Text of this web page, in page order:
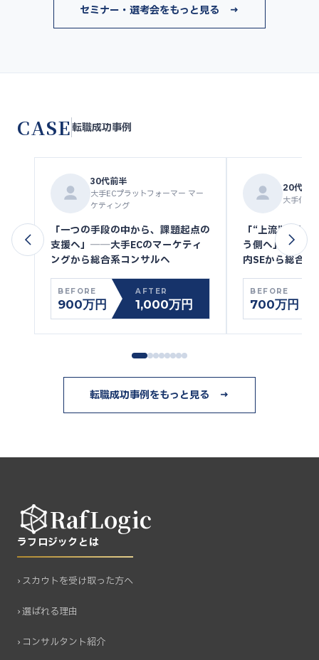
セミナー・選考会をもっと見る →
CASE転職成功事例
30代前半
大手ECプラットフォーマー マー
ケティング
「一つの手段の中から、課題起点の
支援へ」──大手ECのマーケティ
ングから総合系コンサルへ
BEFORE
900万円
AFTER
1,000万円
20代後半
大手化学
「“上流”を外
う側へ」──大
内SEから総合系
BEFORE
700万円
転職成功事例をもっと見る →
RafLogic
ラフロジックとは
› スカウトを受け取った方へ
› 選ばれる理由
› コンサルタント紹介